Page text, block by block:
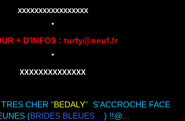
XXXXXXXXXXXXXXXXX
*
+ D'INFOS : turfy@neuf.fr
*
XXXXXXXXXXXXXX
CHER "BEDALY" S'ACCROCHE FACE
(BRIDES BLEUES... ) !!@...